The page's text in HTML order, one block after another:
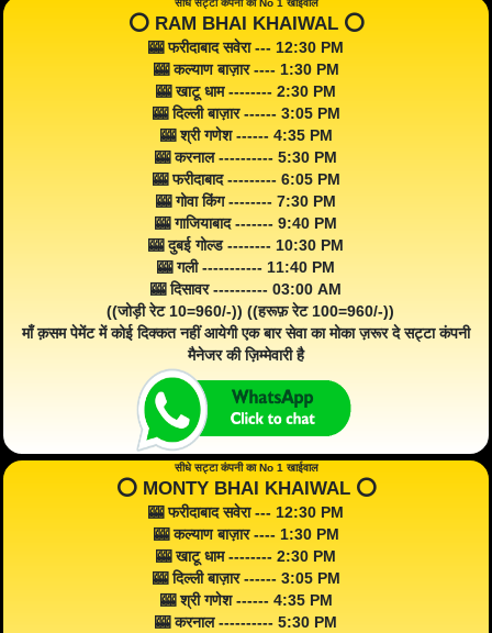
सीधे सट्टा कंपनी का No 1 खाईवाल
⭕️ RAM BHAI KHAIWAL ⭕️
🎰 फरीदाबाद सवेरा --- 12:30 PM
🎰 कल्याण बाज़ार ---- 1:30 PM
🎰 खाटू धाम -------- 2:30 PM
🎰 दिल्ली बाज़ार ------ 3:05 PM
🎰 श्री गणेश ------ 4:35 PM
🎰 करनाल ---------- 5:30 PM
🎰 फरीदाबाद --------- 6:05 PM
🎰 गोवा किंग -------- 7:30 PM
🎰 गाजियाबाद ------- 9:40 PM
🎰 दुबई गोल्ड -------- 10:30 PM
🎰 गली ----------- 11:40 PM
🎰 दिसावर ---------- 03:00 AM
((जोड़ी रेट 10=960/-)) ((हरूफ़ रेट 100=960/-))
माँ क़सम पेमेंट में कोई दिक्कत नहीं आयेगी एक बार सेवा का मोका ज़रूर दे सट्टा कंपनी
मैनेजर की ज़िम्मेवारी है
सीधे सट्टा कंपनी का No 1 खाईवाल
⭕️ MONTY BHAI KHAIWAL ⭕️
🎰 फरीदाबाद सवेरा --- 12:30 PM
🎰 कल्याण बाज़ार ---- 1:30 PM
🎰 खाटू धाम -------- 2:30 PM
🎰 दिल्ली बाज़ार ------ 3:05 PM
🎰 श्री गणेश ------ 4:35 PM
🎰 करनाल ---------- 5:30 PM